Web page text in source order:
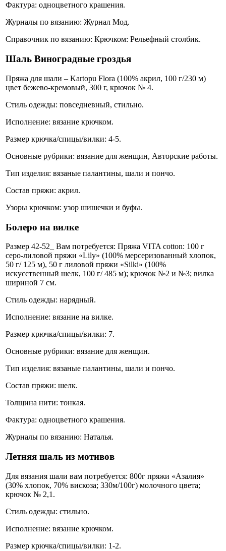
Фактура: одноцветного крашения.
Журналы по вязанию: Журнал Мод.
Справочник по вязанию: Крючком: Рельефный столбик.
Шаль Виноградные гроздья
Пряжа для шали – Kartopu Flora (100% акрил, 100 г/230 м)
цвет бежево-кремовый, 300 г, крючок № 4.
Стиль одежды: повседневный, стильно.
Исполнение: вязание крючком.
Размер крючка/спицы/вилки: 4-5.
Основные рубрики: вязание для женщин, Авторские работы.
Тип изделия: вязаные палантины, шали и пончо.
Состав пряжи: акрил.
Узоры крючком: узор шишечки и буфы.
Болеро на вилке
Размер 42-52_ Вам потребуется: Пряжа VITA cotton: 100 г
серо-лиловой пряжи «Lily» (100% мерсеризованный хлопок,
50 г/ 125 м), 50 г лиловой пряжи «Silki» (100%
искусственный шелк, 100 г/ 485 м); крючок №2 и №3; вилка
шириной 7 см.
Стиль одежды: нарядный.
Исполнение: вязание на вилке.
Размер крючка/спицы/вилки: 7.
Основные рубрики: вязание для женщин.
Тип изделия: вязаные палантины, шали и пончо.
Состав пряжи: шелк.
Толщина нити: тонкая.
Фактура: одноцветного крашения.
Журналы по вязанию: Наталья.
Летняя шаль из мотивов
Для вязания шали вам потребуется: 800г пряжи «Азалия»
(30% хлопок, 70% вискоза; 330м/100г) молочного цвета;
крючок № 2,1.
Стиль одежды: стильно.
Исполнение: вязание крючком.
Размер крючка/спицы/вилки: 1-2.